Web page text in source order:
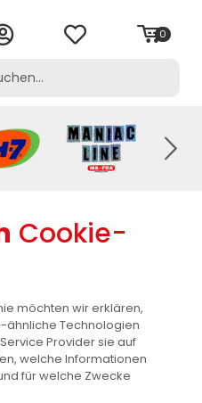
0
Cookie-
möchten wir erklären,
ähnliche Technologien
Provider sie auf
welche Informationen
für welche Zwecke